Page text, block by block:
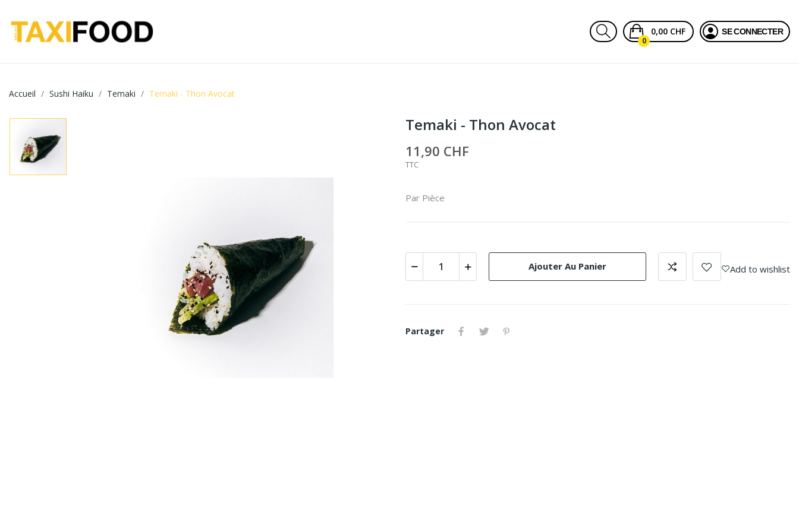
0,00 CHF
0
SE CONNECTER
Accueil Sushi Haiku Temaki Temaki - Thon Avocat
Temaki - Thon Avocat
11,90 CHF
TTC
Par Pièce
Ajouter Au Panier Add to wishlist
Partager